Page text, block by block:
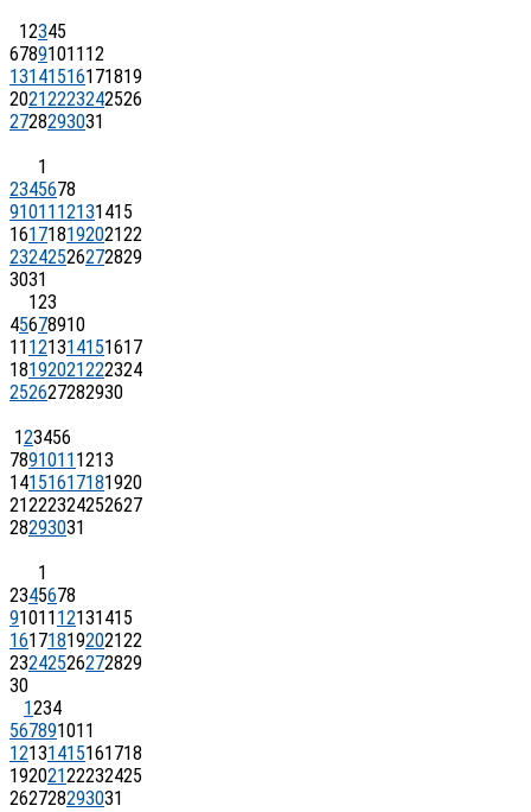
12345
67891011 12
13141516171819
20212223242526
2728293031
1
2345678
91011 12131415
16171819202122
23242526272829
3031
123
45678910
11 121314151617
18192021222324
252627282930
123456
7891011 1213
14151617181920
21222324252627
28293031
1
2345678
91011 12131415
16171819202122
23242526272829
30
1234
567891011
12131415161718
19202122232425
262728293031